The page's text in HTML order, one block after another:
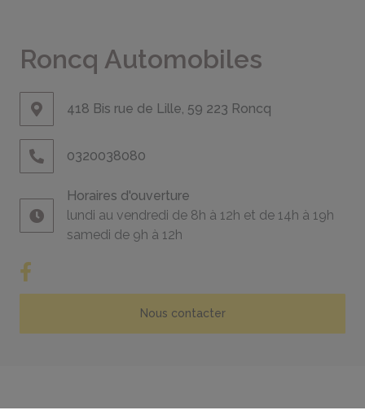
Roncq Automobiles
418 Bis rue de Lille, 59 223 Roncq
0320038080
Horaires d'ouverture
lundi au vendredi de 8h à 12h et de 14h à 19h
samedi de 9h à 12h
Nous contacter